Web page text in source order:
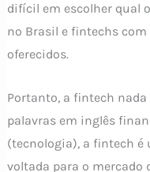
difícil em escolher qual
no Brasil e fintechs
oferecidos.
Portanto, a fintech
palavras em inglês
(tecnologia), a fintech é
voltada para o mercado